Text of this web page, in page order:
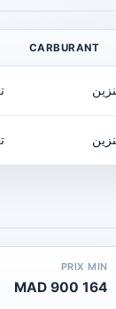
CARBURANT
PRIX MIN
164 900 MAD